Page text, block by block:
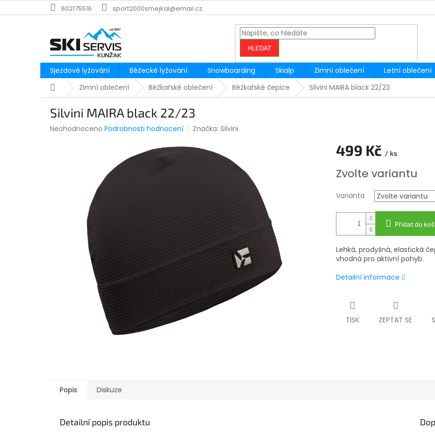
na
602175516 sport2000smejkal@email.cz
HLEDAT
Sjezdové lyžování Běžecké lyžování Snowboarding Skialp Zimní oblečení Letní oblečení
DomůZimní oblečení Běžkařské oblečení Běžkařské čepice Silvini MAIRA black 22/23
Silvini MAIRA black 22/23
Průměrné
Neohodnoceno Podrobnosti hodnocení Značka:Silvini
499 Kč / ks
cena:
Zvolte variantu
Varianta
Přidat do
Lehká, prodyšná, elastická
vhodná pro aktivní pohyb.
Detailní informace
TISK ZEPTAT SE
Popis Diskuze
Detailní popis produktu